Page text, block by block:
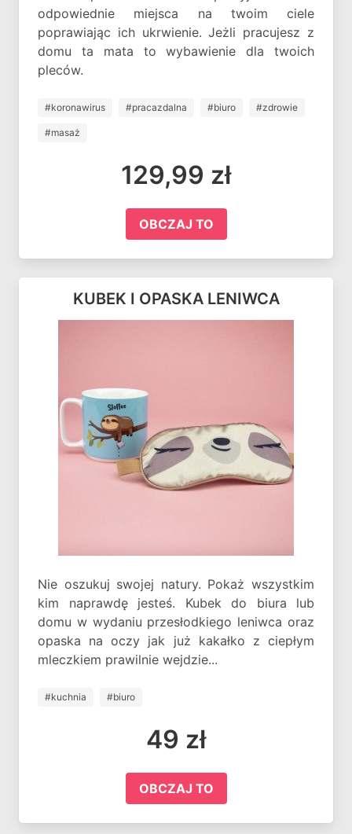
odpowiednie miejsca na twoim ciele
poprawiając ich ukrwienie. Jeżli pracujesz z
domu ta mata to wybawienie dla twoich
pleców.
#koronawirus #pracazdalna #biuro #zdrowie
#masaż
129,99 zł
OBCZAJ TO
KUBEK I OPASKA LENIWCA
Nie oszukuj swojej natury. Pokaż wszystkim
kim naprawdę jesteś. Kubek do biura lub
domu w wydaniu przesłodkiego leniwca oraz
opaska na oczy jak już kakałko z ciepłym
mleczkiem prawilnie wejdzie...
#kuchnia #biuro
49 zł
OBCZAJ TO